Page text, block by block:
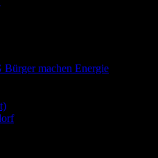
Bürger machen Energie